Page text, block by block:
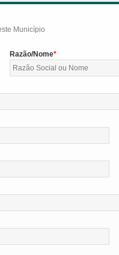
Município
Razão/Nome